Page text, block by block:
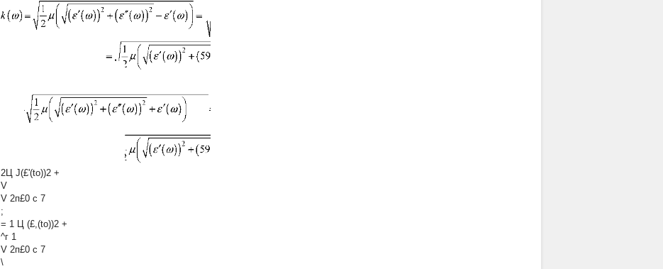
2Ц J(£'(to))2 +
V
V 2п£0 c 7
;
= 1 Ц (£,(to))2 +
^г 1
V 2п£0 c 7
\